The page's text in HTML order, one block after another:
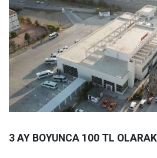
3 AY BOYUNCA 100 TL